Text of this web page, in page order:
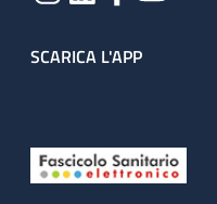
SCARICA L'APP